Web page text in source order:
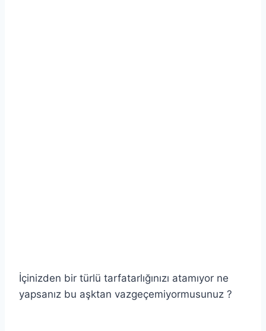
İçinizden bir türlü tarfatarlığınızı atamıyor ne
yapsanız bu aşktan vazgeçemiyormusunuz ?